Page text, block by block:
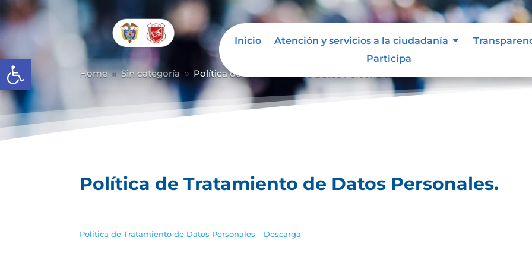
Abrir barra de herramientas
Inicio Atención y servicios a la ciudadanía
Participa
Home 9 Sin categoría 9 Política de Tratamiento de Datos Personales.
Política de Tratamiento de Datos Personales.
Política de Tratamiento de Datos Personales Descarga